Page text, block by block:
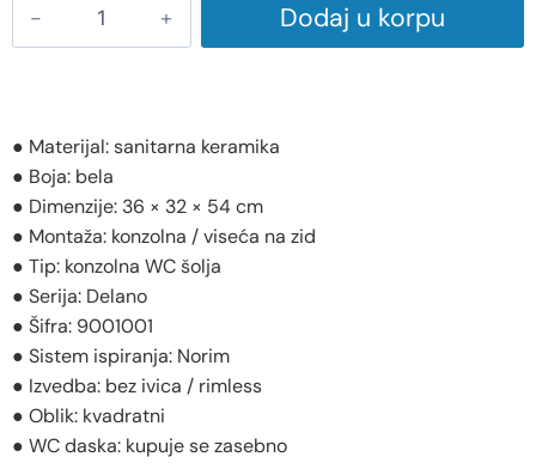
Dodaj u korpu
● Materijal: sanitarna keramika
● Boja: bela
● Dimenzije: 36 × 32 × 54 cm
● Montaža: konzolna / viseća na zid
● Tip: konzolna WC šolja
● Serija: Delano
● Šifra: 9001001
● Sistem ispiranja: Norim
● Izvedba: bez ivica / rimless
● Oblik: kvadratni
● WC daska: kupuje se zasebno